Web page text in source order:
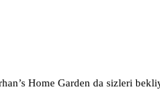
Home Garden da sizleri